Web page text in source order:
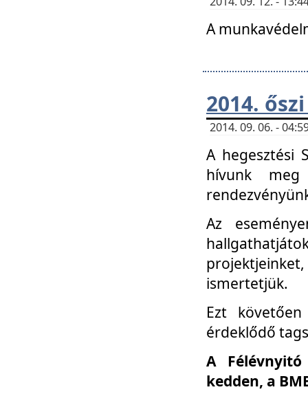
A
2014.
2014. 09. 06. -
A hegesztési
hívunk
Az
ismertetjük.
Ezt
érdeklődő
A
kedden, a